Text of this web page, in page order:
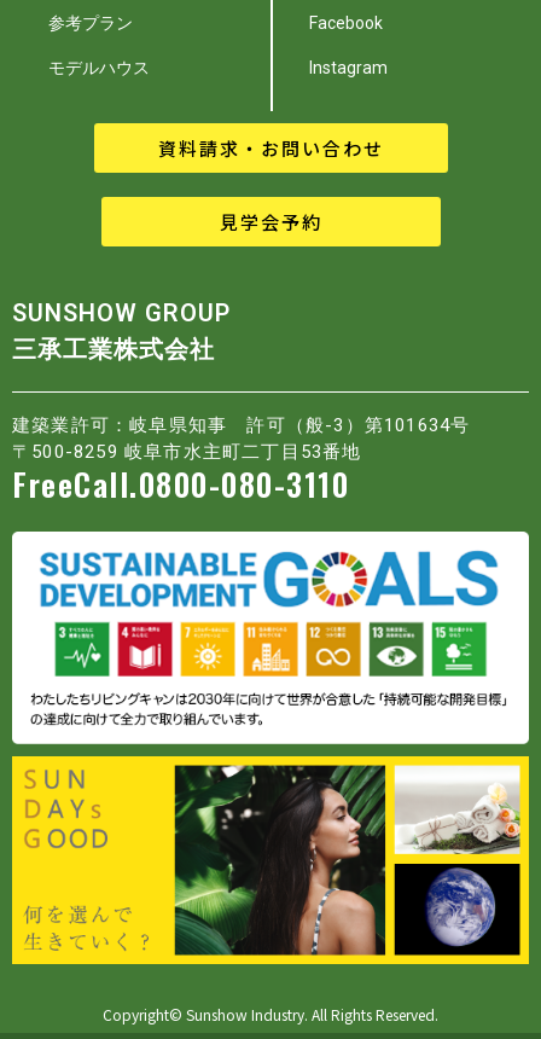
参考プラン
モデルハウス
Facebook
Instagram
資料請求・お問い合わせ
見学会予約
SUNSHOW GROUP
三承工業株式会社
建築業許可：岐阜県知事 許可（般-3）第101634号
〒500-8259 岐阜市水主町二丁目53番地
FreeCall.0800-080-3110
Copyright© Sunshow Industry. All Rights Reserved.